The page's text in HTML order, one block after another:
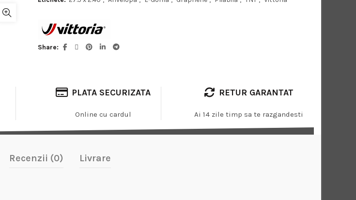
Share
PLATA SECURIZATA
Online cu cardul
RETUR GARANTAT
Ai 14 zile timp sa te razgandesti
Recenzii (0) Livrare